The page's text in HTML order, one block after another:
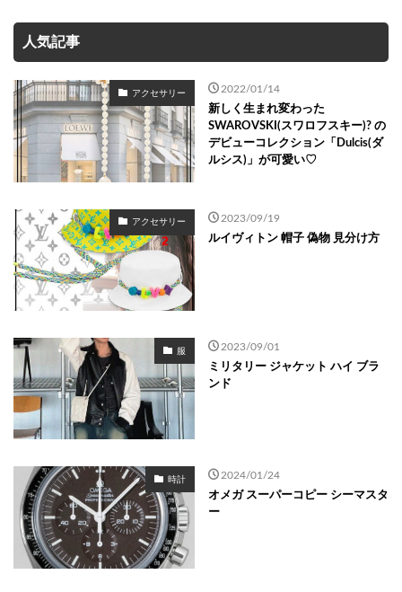
人気記事
アクセサリー 2022/01/14
新しく生まれ変わった
SWAROVSKI(スワロフスキー)? の
デビューコレクション「Dulcis(ダ
ルシス)」が可愛い♡
アクセサリー 2023/09/19
ルイヴィトン 帽子 偽物 見分け方
服 2023/09/01
ミリタリー ジャケット ハイ ブラ
ンド
時計 2024/01/24
オメガ スーパーコピー シーマスタ
ー